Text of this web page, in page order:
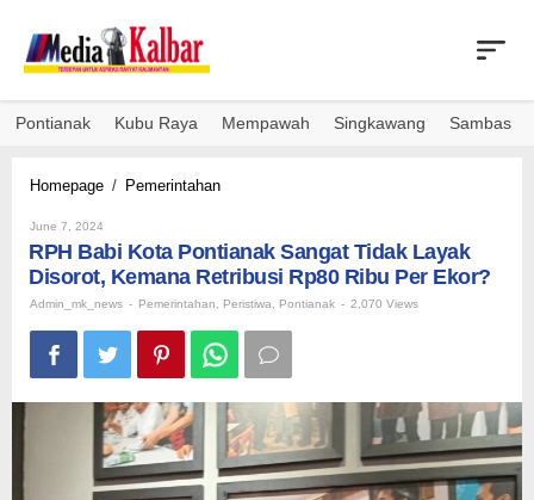
content
Pontianak Kubu Raya Mempawah Singkawang Sambas
Homepage / PemerintahanRPH
Pontianak
Sangat
Layak
Disorot,
Kemana
Retribusi
Rp80
Ribu
Per
Ekor?
June 7, 2024
RPH Babi Kota Pontianak Sangat Tidak Layak
Disorot, Kemana Retribusi Rp80 Ribu Per Ekor?
Admin_mk_news - Pemerintahan Peristiwa Pontianak - 2,070 Views